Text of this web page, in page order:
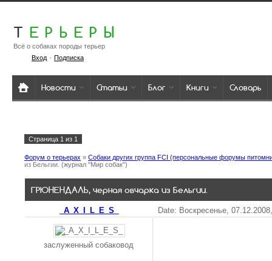
Т ЕРЬЕРЫ
Всё о собаках породы терьер
Вход· Подписка
Новости Статьи Блог Книги Словарь
Страница 1 из 1
Форум о терьерах » Собаки других группа FCI (персональные форумы
из Бельгии. (журнал "Мир собак")
ГРЮНЕНДАЛЬ, черная овчарка из Бельгии.
_A_X_I_L_E_S_ Date: Воскресенье,
заслуженный собаковод